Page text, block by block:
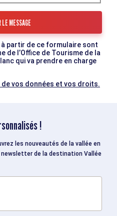
partir de ce formulaire sont
de l’Office de Tourisme de la
qui va prendre en charge
vos données et vos droits.
!
les nouveautés de la vallée en
de la destination Vallée